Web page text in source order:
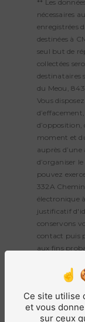
** Les
nécessaires
enregistrées
destinées à
seul but de
collectées
destinataires
du Meou,
Vous
moment et
auprès
d’organiser
pouvez
332A
électronique
justificatif
conservons
contact puis
aux fins
Vous avez
d'opposition
à cette
pour plus
Ce site utilise
et vous
sur ceux